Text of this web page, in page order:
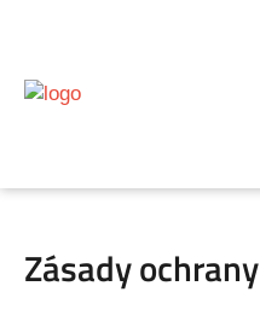
Zásady